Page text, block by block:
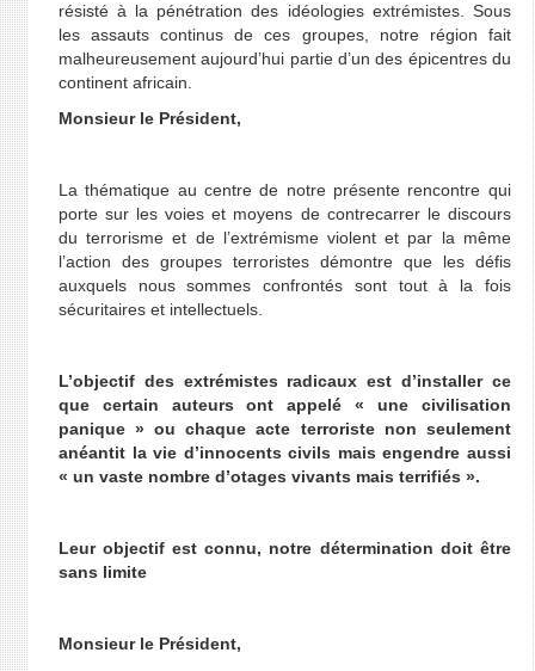
résisté à la pénétration des idéologies extrémistes. Sous
les assauts continus de ces groupes, notre région fait
malheureusement aujourd’hui partie d’un des épicentres du
continent africain.
Monsieur le Président,
La thématique au centre de notre présente rencontre qui
porte sur les voies et moyens de contrecarrer le discours
du terrorisme et de l’extrémisme violent et par la même
l’action des groupes terroristes démontre que les défis
auxquels nous sommes confrontés sont tout à la fois
sécuritaires et intellectuels.
L’objectif des extrémistes radicaux est d’installer ce
que certain auteurs ont appelé « une civilisation
panique » ou chaque acte terroriste non seulement
anéantit la vie d’innocents civils mais engendre aussi
« un vaste nombre d’otages vivants mais terrifiés ».
Leur objectif est connu, notre détermination doit être
sans limite
Monsieur le Président,